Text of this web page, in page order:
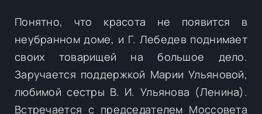
Понятно, что красота не появится в
неубранном доме, и Г. Лебедев поднимает
своих товарищей на большое дело.
Заручается поддержкой Марии Ульяновой,
любимой сестры В. И. Ульянова (Ленина).
Встречается с председателем Моссовета